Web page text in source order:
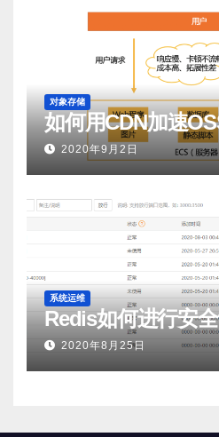
对象存储
如何用CDN加速
2020年9月2日
系统运维
Redis如何进行安
2020年8月25日